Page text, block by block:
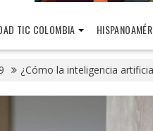
TIC COLOMBIA
¿Cómo la inteligencia